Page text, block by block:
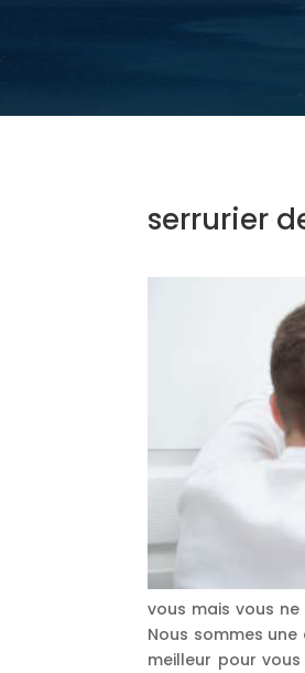
serrurier
vous mais vous
Nous sommes
meilleur pour